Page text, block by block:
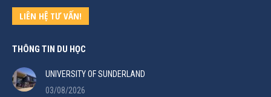
LIÊN HỆ TƯ VẤN!
THÔNG TIN DU HỌC
UNIVERSITY OF SUNDERLAND
03/08/2026